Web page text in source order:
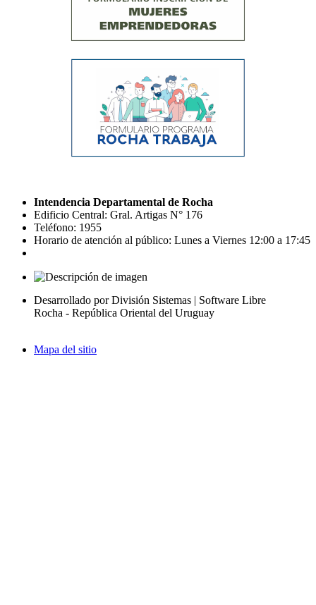
Intendencia Departamental de Rocha
Edificio Central: Gral. Artigas N° 176
Teléfono: 1955
Horario de atención al público: Lunes a Viernes 12:00 a 17:45
Desarrollado por División Sistemas | Software Libre
Rocha - República Oriental del Uruguay
Mapa del sitio